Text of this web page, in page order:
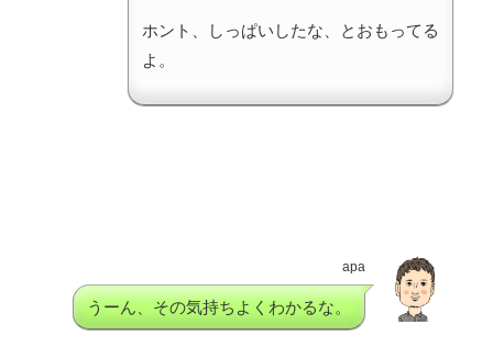
ホント、しっぱいしたな、とおもってる
よ。
apa
うーん、その気持ちよくわかるな。